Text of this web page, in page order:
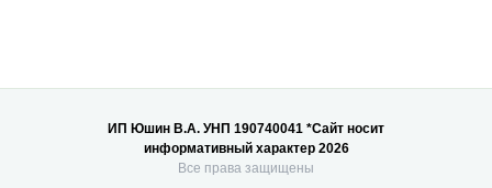
ИП Юшин В.А. УНП 190740041 *Сайт носит
информативный характер 2026
Все права защищены